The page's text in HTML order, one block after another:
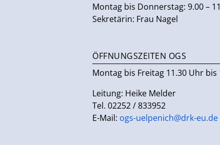
Montag bis Donnerstag: 9.00 –
Sekretärin: Frau Nagel
ÖFFNUNGSZEITEN OGS
Montag bis Freitag 11.30 Uhr bis
Leitung: Heike Melder
Tel. 02252 / 833952
E-Mail: ogs-uelpenich@drk-eu.de